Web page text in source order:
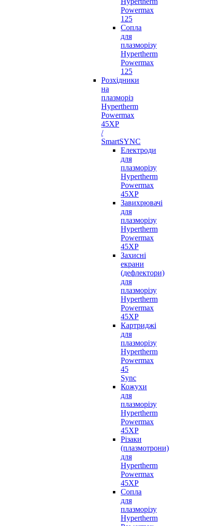
Powermax
125
Сопла
для
плазморізу
Hypertherm
Powermax
125
Розхідники
на
плазморіз
Hypertherm
Powermax
45XP
/
SmartSYNC
Електроди
для
плазморізу
Hypertherm
Powermax
45XP
Завихрювачі
для
плазморізу
Hypertherm
Powermax
45XP
Захисні
екрани
(дефлектори)
для
плазморізу
Hypertherm
Powermax
45XP
Картриджі
для
плазморізу
Hypertherm
Powermax
45
Sync
Кожухи
для
плазморізу
Hypertherm
Powermax
45XP
Різаки
(плазмотрони)
для
Hypertherm
Powermax
45XP
Сопла
для
плазморізу
Hypertherm